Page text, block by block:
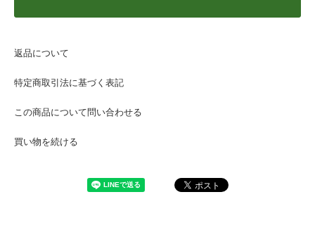
返品について
特定商取引法に基づく表記
この商品について問い合わせる
買い物を続ける